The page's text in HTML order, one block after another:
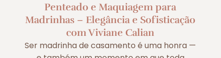
Penteado e Maquiagem para
Madrinhas – Elegância e Sofisticação
com Viviane Calian
Ser madrinha de casamento é uma honra —